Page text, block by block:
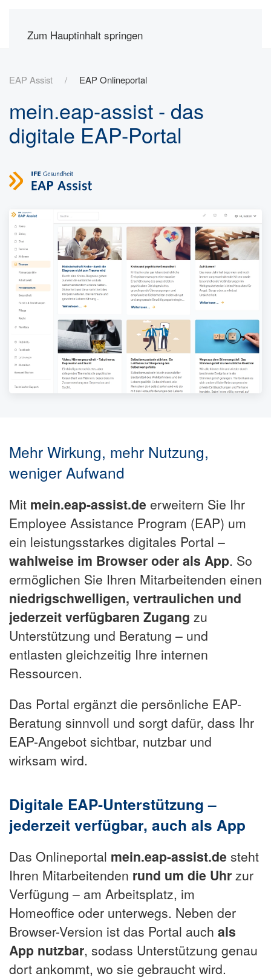
Zum Hauptinhalt springen
EAP Assist EAP Onlineportal
mein.eap-assist - das
digitale EAP-Portal
Mehr Wirkung, mehr Nutzung,
weniger Aufwand
Mit mein.eap-assist.de erweitern Sie Ihr
Employee Assistance Program (EAP) um
ein leistungsstarkes digitales Portal –
wahlweise im Browser oder als App. So
ermöglichen Sie Ihren Mitarbeitenden einen
niedrigschwelligen, vertraulichen und
jederzeit verfügbaren Zugang zu
Unterstützung und Beratung – und
entlasten gleichzeitig Ihre internen
Ressourcen.
Das Portal ergänzt die persönliche EAP-
Beratung sinnvoll und sorgt dafür, dass Ihr
EAP-Angebot sichtbar, nutzbar und
wirksam wird.
Digitale EAP-Unterstützung –
jederzeit verfügbar, auch als App
Das Onlineportal mein.eap-assist.de steht
Ihren Mitarbeitenden rund um die Uhr zur
Verfügung – am Arbeitsplatz, im
Homeoffice oder unterwegs. Neben der
Browser-Version ist das Portal auch als
App nutzbar, sodass Unterstützung genau
dort ankommt, wo sie gebraucht wird.